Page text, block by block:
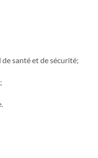
santé et de sécurité;